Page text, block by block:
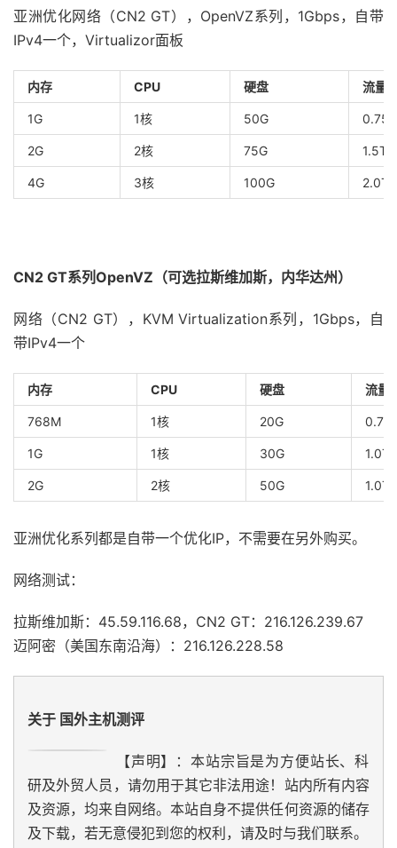
亚洲优化网络（CN2 GT），OpenVZ系列，1Gbps，自带
IPv4一个，Virtualizor面板
内存 CPU 硬盘 流量
1G 1核 50G 0.75T
2G 2核 75G 1.5T
4G 3核 100G 2.0T
CN2 GT系列OpenVZ（可选拉斯维加斯，内华达州）
网络（CN2 GT），KVM Virtualization系列，1Gbps，自
带IPv4一个
内存 CPU 硬盘 流量
768M 1核 20G
1G 1核 30G 1.0T
2G 2核 50G 1.0T
亚洲优化系列都是自带一个优化IP，不需要在另外购买。
网络测试：
拉斯维加斯：45.59.116.68，CN2 GT：216.126.239.67
迈阿密（美国东南沿海）：216.126.228.58
关于 国外主机测评
【声明】：本站宗旨是为方便站长、科
研及外贸人员，请勿用于其它非法用途！站内所有内容
及资源，均来自网络。本站自身不提供任何资源的储存
及下载，若无意侵犯到您的权利，请及时与我们联系。